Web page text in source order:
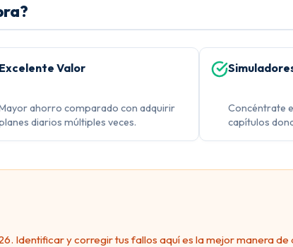
Excelente Valor
ahorro comparado con adquirir
diarios múltiples veces.
Concéntrate
capítulos
Identificar y corregir tus fallos aquí es la mejor manera